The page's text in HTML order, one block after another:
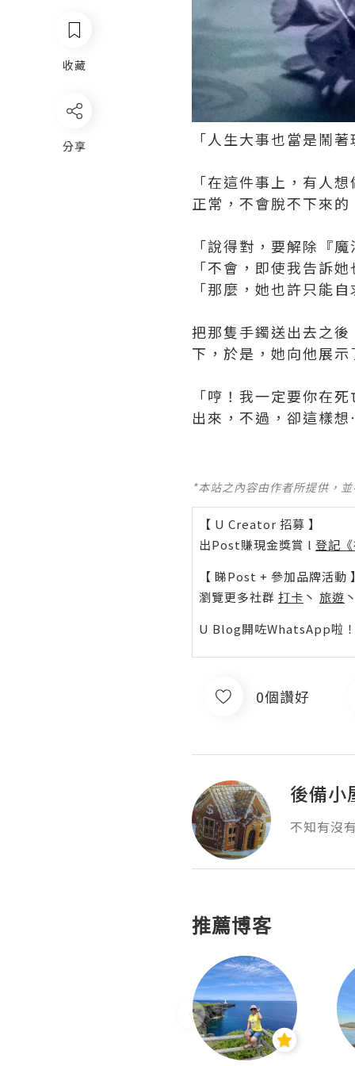
收藏
分享 「人生大事也當是鬧
「在這件事上，有人
正常，不會脫不下來
「說得對，要解除『
「不會，即使我告訴
「那麼，她也許只能
把那隻手鐲送出去之
下，於是，她向他展
「哼！我一定要你在
出來，不過，卻這樣
*本站之內容由作者所提供，
【 U Creator 招募 】
出Post賺現金獎賞 l 登記
【 睇Post + 參加品牌活動
瀏覽更多社群 打卡 丶 旅遊
U Blog開咗WhatsApp啦
0個讚好
後備小
不知有沒
推薦博客